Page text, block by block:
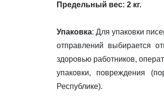
Предельный вес: 2 кг.
Упаковка: Для упаковки
отправлений выбирается
здоровью работников,
упаковки, повреждения
Республике).